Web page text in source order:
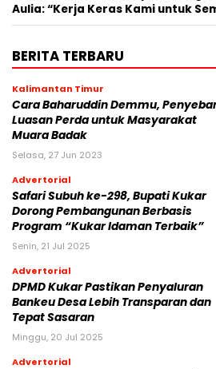
Aulia: “Kerja Keras Kami untuk
BERITA TERBARU
Kalimantan Timur
Cara Baharuddin Demmu,
Luasan Perda untuk Masyarakat
Muara Badak
Selasa, 27 Jun 2023
Advertorial
Safari Subuh ke-298, Bupati Kukar
Dorong Pembangunan Berbasis
Program “Kukar Idaman Terbaik”
Senin, 21 Jul 2025
Advertorial
DPMD Kukar Pastikan Penyaluran
Bankeu Desa Lebih Transparan dan
Tepat Sasaran
Minggu, 20 Jul 2025
Advertorial